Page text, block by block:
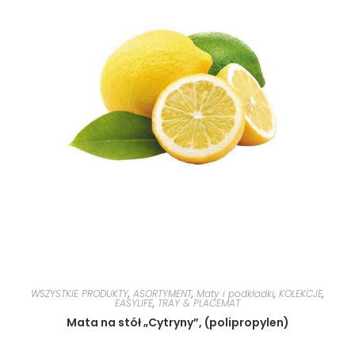
WSZYSTKIE PRODUKTY, ASORTYMENT, Maty i podkładki, KOLEKCJE,
EASYLIFE, TRAY & PLACEMAT
Mata na stół „Cytryny”, (polipropylen)